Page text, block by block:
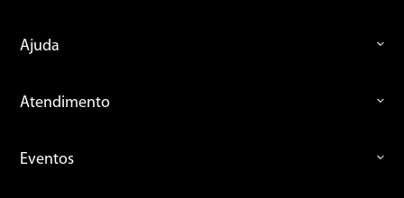
Ajuda
Atendimento
Eventos